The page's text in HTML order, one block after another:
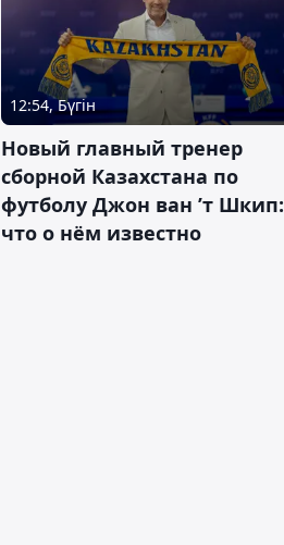
12:54, Бүгін
Новый главный тренер
сборной Казахстана по
футболу Джон ван ’т Шкип:
что о нём известно